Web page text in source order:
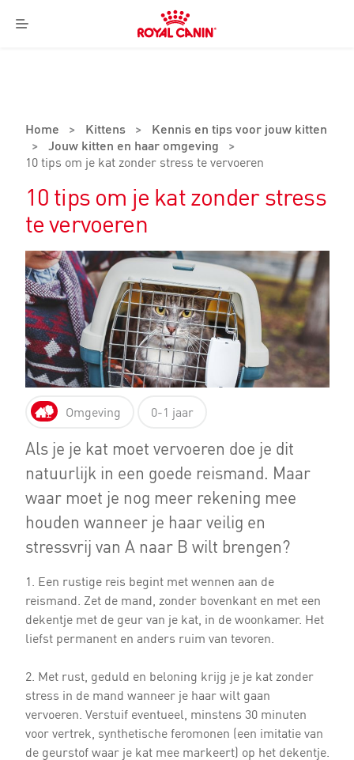
Menu
Royal
Canin
Home > Kittens >
Kennis en tips voor jouw kitten
> Jouw kitten en haar omgeving
>
10 tips om je kat zonder stress te vervoeren
10 tips om je kat zonder stress
te vervoeren
Omgeving 0-1 jaar
Als je je kat moet vervoeren doe je dit
natuurlijk in een goede reismand. Maar
waar moet je nog meer rekening mee
houden wanneer je haar veilig en
stressvrij van A naar B wilt brengen?
1. Een rustige reis begint met wennen aan de
reismand. Zet de mand, zonder bovenkant en met een
dekentje met de geur van je kat, in de woonkamer. Het
liefst permanent en anders ruim van tevoren.
2. Met rust, geduld en beloning krijg je je kat zonder
stress in de mand wanneer je haar wilt gaan
vervoeren. Verstuif eventueel, minstens 30 minuten
voor vertrek, synthetische feromonen (een imitatie van
de geurstof waar je kat mee markeert) op het dekentje.